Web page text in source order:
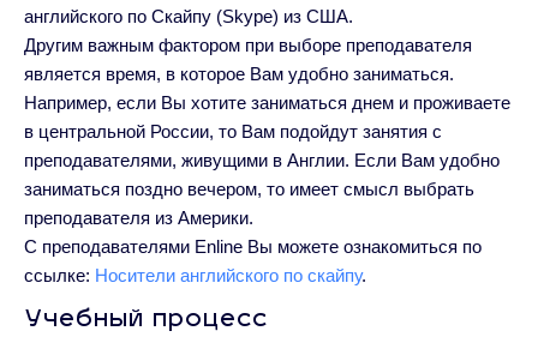
английского по Скайпу (Skype) из США.
Другим важным фактором при выборе преподавателя
является время, в которое Вам удобно заниматься.
Например, если Вы хотите заниматься днем и проживаете
в центральной России, то Вам подойдут занятия с
преподавателями, живущими в Англии. Если Вам удобно
заниматься поздно вечером, то имеет смысл выбрать
преподавателя из Америки.
С преподавателями Enline Вы можете ознакомиться по
ссылке: Носители английского по скайпу.
Учебный процесс